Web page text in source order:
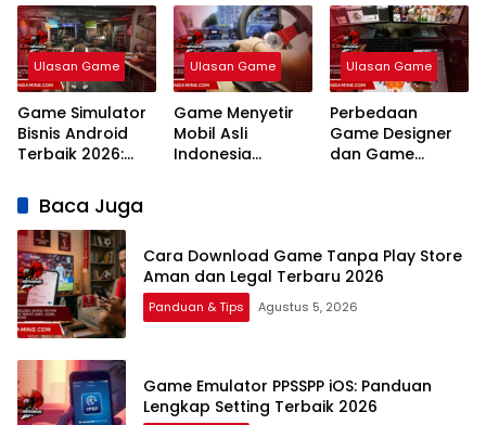
Terbaru 2026
Terbaik 2026
Platform Terbaik
2026
Ulasan Game
Game Simulator
Bisnis Android
Terbaik 2026:
Usaha
Ulasan Game
Game Menyetir
Mobil Asli
Indonesia
Ulasan Game
Perbedaan
Game Designer
dan Game
2026
Baca Juga
Cara Download Game Tanpa Play Store
Aman dan Legal Terbaru 2026
Panduan & Tips Agustus 5, 2026
Game Emulator PPSSPP iOS: Panduan
Lengkap Setting Terbaik 2026